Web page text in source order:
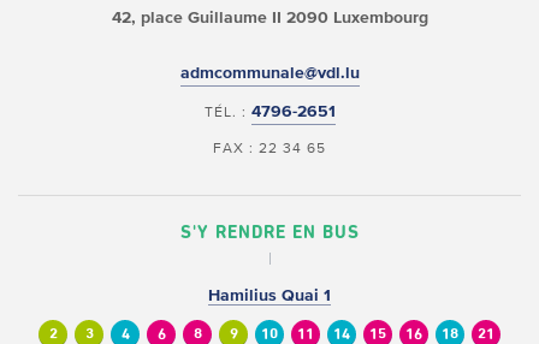
42, place Guillaume II 2090 Luxembourg
admcommunale@vdl.lu
TÉL. : 4796-2651
FAX : 22 34 65
S'Y RENDRE EN BUS
Hamilius Quai 1
2 3 4 6 8 9 10 11 14 15 16 18 21